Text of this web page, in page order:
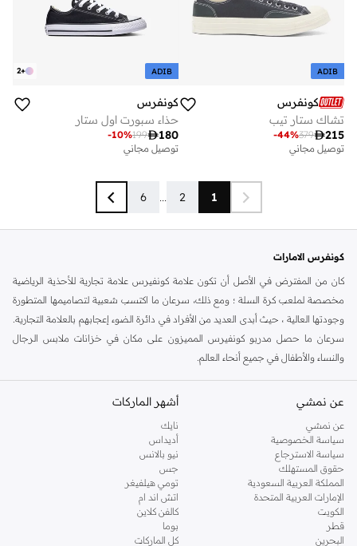
ADIB
كونفرس
تشاك ستار تيب
215
379
-44%
توصيل مجاني
+
2 ADIB
كونفرس
حذاء سبورت اول ستار
180
199
-10%
توصيل مجاني
1
2
...
6
كونفرس الامارات
كان من المفترض في الأصل أن تكون علامة كونفيرس علامة تجارية للأحذية الرياضية
مخصصة لملعب كرة السلة ؛ ومع ذلك، سرعان ما اكتسب شعبية لتصاميمها المتطورة
وجودتها العالية ، حيث أبدى العديد من الأفراد في دائرة الضوء إعجابهم بالعلامة التجارية.
سرعان ما حصل مدربو كونفيرس المميزون على مكان في خزانات ملابس الرجال
والنساء والأطفال في جميع أنحاء العالم.
تقدم الماركة مجموعة من أحذية السنيكرز الإضافية والتيشرتات والسترات والهوديز
والسويتشيرتات والحقائب الرياضية والقبعات وأغطية الرأس الأخرى. جميعها مثالية
للصالة الرياضية وعطلات نهاية الأسبوع وأيام العطل والتسكع، فهذه المجموعة سهلة
الارتداء مهما كانت خططك.
لدى كونفيرس ملابس غير رسمية الرجالية المصنوعة من مواد فائقة الجودة ومصممة
للارتداء اليومي والراحة. تتنوع
ملابس نمط حياة الرجالمن كونفيرس من
إلى الهوديز والجاكيتات والسترات، مما يتيح لك الاستمتاع بأحدث التصميمات من الرأس
إلى القدمين. سواء كنت تبحث عن أحدث التصميمات الموسمية للرجال أو أحدث أشكال
الصيحات، فإن ملابس وأحذية الرجال من كونفيرس تأتي في مجموعة واسعة من
عن نمشي
عن نمشي
سياسة الخصوصية
سياسة الاسترجاع
حقوق المستهلك
المملكة العربية السعودية
الإمارات العربية المتحدة
الكويت
قطر
البحرين
أشهر الماركات
نايك
أديداس
نيو بالانس
جس
تومي هيلفيغر
اتش اند ام
كالفن كلاين
بوما
كل الماركات